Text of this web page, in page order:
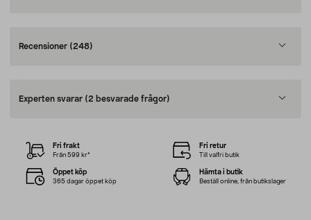
Recensioner (248)
Experten svarar (2 besvarade frågor)
Fri frakt
Från 599 kr*
Fri retur
Till valfri butik
Öppet köp
365 dagar öppet köp
Hämta i butik
Beställ online, från butikslager